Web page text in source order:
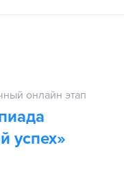
онлайн этап
успех»